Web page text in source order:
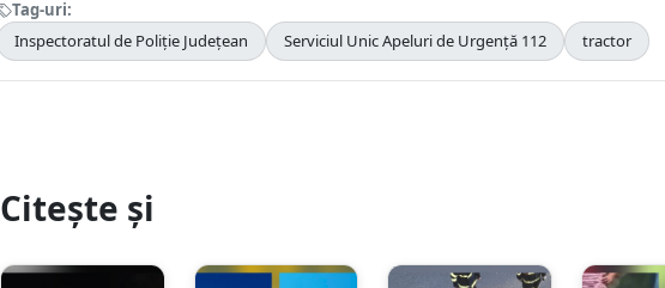
Tag-uri:
Inspectoratul de Poliție Județean
Serviciul Unic Apeluri de Urgență 112 tractor
Citește și